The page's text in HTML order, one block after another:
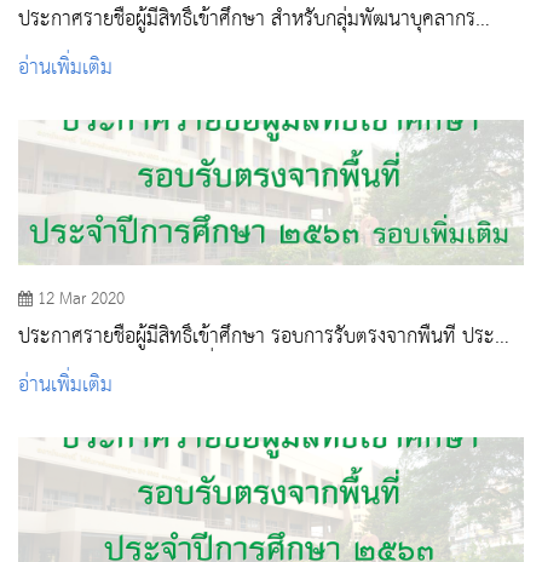
ประกาศรายชื่อผู้มีสิทธิ์เข้าศึกษา สำหรับกลุ่มพัฒนาบุคลากร
ประจำปีการศึกษา 2563
อ่านเพิ่มเติม
12 Mar 2020
ประกาศรายชื่อผู้มีสิทธิ์เข้าศึกษา รอบการรับตรงจากพื้นที่ ประจำ
ปีการศึกษา 2563 รอบเพิ่มเติม
อ่านเพิ่มเติม